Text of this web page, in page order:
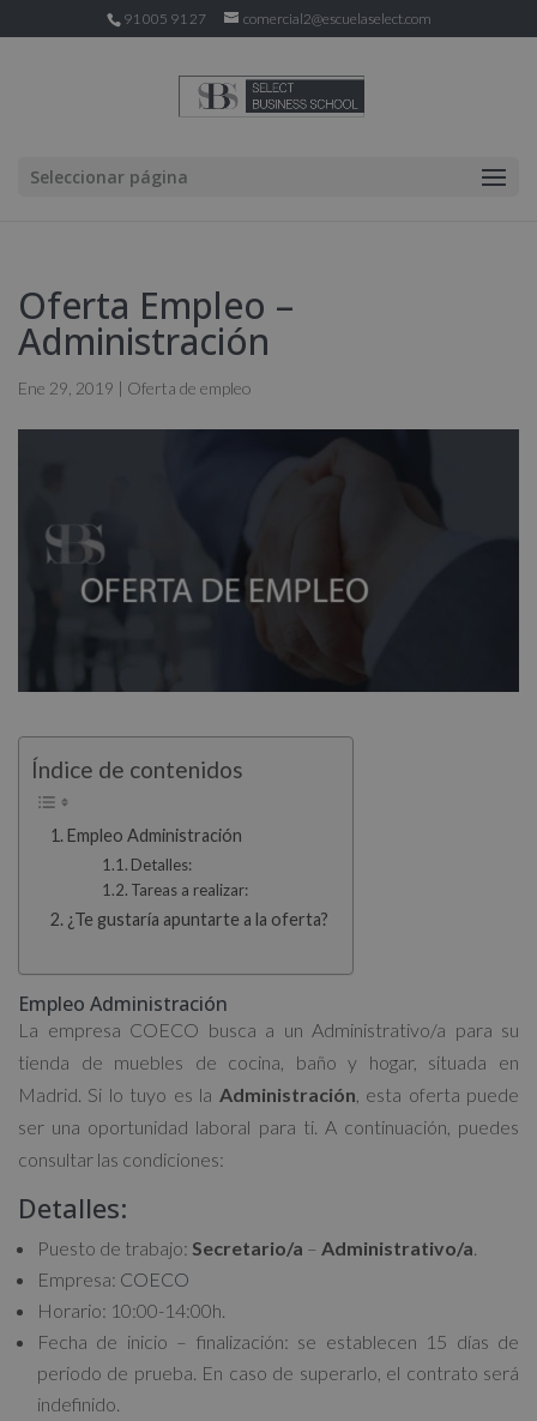
91 005 91 27 comercial2@escuelaselect.com
Seleccionar página
Oferta Empleo –
Administración
Ene 29, 2019 | Oferta de empleo
Índice de contenidos
Empleo Administración
Detalles:
Tareas a realizar:
¿Te gustaría apuntarte a la oferta?
Empleo Administración
La empresa COECO busca a un Administrativo/a para su
tienda de muebles de cocina, baño y hogar, situada en
Madrid. Si lo tuyo es la Administración , esta oferta puede
ser una oportunidad laboral para ti. A continuación, puedes
consultar las condiciones:
Detalles:
Puesto de trabajo: Secretario/a – Administrativo/a
Empresa: COECO
Horario: 10:00-14:00h.
Fecha de inicio – finalización: se establecen 15 días de
periodo de prueba. En caso de superarlo, el contrato será
indefinido.